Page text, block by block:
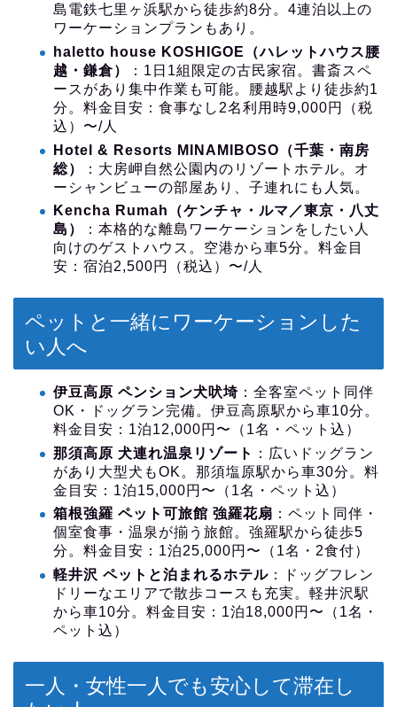
島電鉄七里ヶ浜駅から徒歩約8分。4連泊以上の
ワーケーションプランもあり。
haletto house KOSHIGOE（ハレットハウス腰
越・鎌倉）
：1日1組限定の古民家宿。書斎スペ
ースがあり集中作業も可能。腰越駅より徒歩約1
分。料金目安：食事なし2名利用時9,000円（税
込）〜/人
Hotel & Resorts MINAMIBOSO（千葉・南房
総）
：大房岬自然公園内のリゾートホテル。オ
ーシャンビューの部屋あり、子連れにも人気。
Kencha Rumah（ケンチャ・ルマ／東京・八丈
島）
：本格的な離島ワーケーションをしたい人
向けのゲストハウス。空港から車5分。料金目
安：宿泊2,500円（税込）〜/人
ペットと一緒にワーケーションした
い人へ
伊豆高原 ペンション犬吠埼 ：全客室ペット同伴
OK・ドッグラン完備。伊豆高原駅から車10分。
料金目安：1泊12,000円〜（1名・ペット込）
那須高原 犬連れ温泉リゾート
：広いドッグラン
があり大型犬もOK。那須塩原駅から車30分。料
金目安：1泊15,000円〜（1名・ペット込）
箱根強羅 ペット可旅館 強羅花扇 ：ペット同伴・
個室食事・温泉が揃う旅館。強羅駅から徒歩5
分。料金目安：1泊25,000円〜（1名・2食付）
軽井沢 ペットと泊まれるホテル ：ドッグフレン
ドリーなエリアで散歩コースも充実。軽井沢駅
から車10分。料金目安：1泊18,000円〜（1名・
ペット込）
一人・女性一人でも安心して滞在し